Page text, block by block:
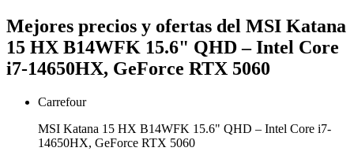
Mejores precios y ofertas del MSI Katana
15 HX B14WFK 15.6" QHD – Intel Core
i7-14650HX, GeForce RTX 5060
Carrefour
MSI Katana 15 HX B14WFK 15.6" QHD – Intel Core i7-
14650HX, GeForce RTX 5060